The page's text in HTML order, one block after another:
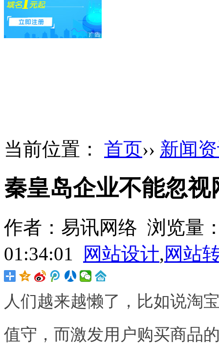
当前位置： 首页›› 新闻
秦皇岛企业不能忽
作者：易讯网络 浏览量
01:34:01
网站设计,网站
人们越来越懒了，比如说淘
值守，而激发用户购买商品